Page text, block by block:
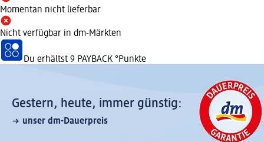
Momentan nicht lieferbar
Nicht verfügbar in dm-Märkten
Du erhältst 9 PAYBACK °Punkte
Gestern, heute, immer günstig:
unser dm-Dauerpreis